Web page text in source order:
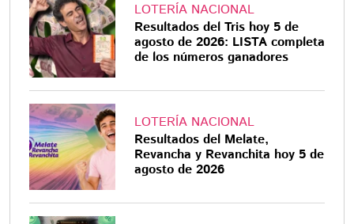
LOTERÍA NACIONAL
Resultados del Tris hoy 5 de
agosto de 2026: LISTA completa
de los números ganadores
LOTERÍA NACIONAL
Resultados del Melate,
Revancha y Revanchita hoy 5 de
agosto de 2026